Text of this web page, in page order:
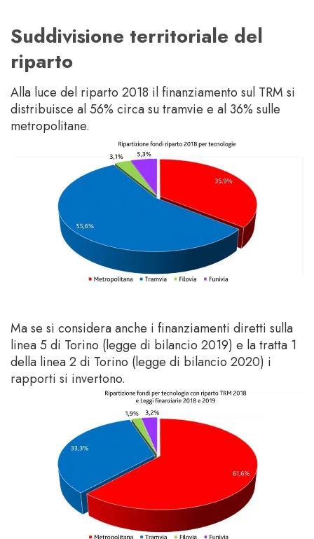
Suddivisione territoriale del
riparto
Alla luce del riparto 2018 il finanziamento sul TRM si
distribuisce al 56% circa su tramvie e al 36% sulle
metropolitane.
Ma se si considera anche i finanziamenti diretti sulla
linea 5 di Torino (legge di bilancio 2019) e la tratta 1
della linea 2 di Torino (legge di bilancio 2020) i
rapporti si invertono.